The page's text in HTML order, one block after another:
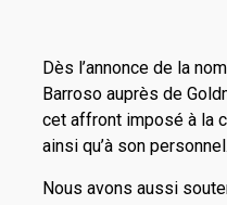
Dès l’annonce de la
Barroso auprès de
cet affront imposé à la
ainsi qu’à son personnel.
Nous avons aussi